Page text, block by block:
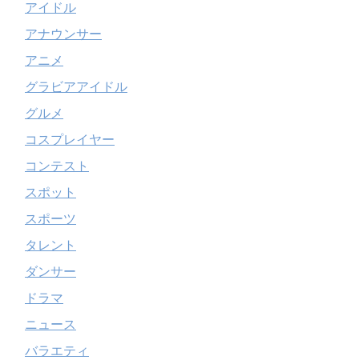
アイドル
アナウンサー
アニメ
グラビアアイドル
グルメ
コスプレイヤー
コンテスト
スポット
スポーツ
タレント
ダンサー
ドラマ
ニュース
バラエティ